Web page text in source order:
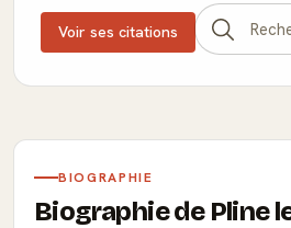
Voir ses citations
BIOGRAPHIE
Biographie de Pline